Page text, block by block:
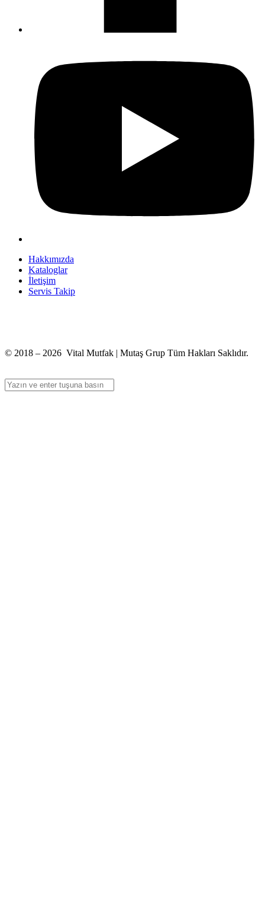
Hakkımızda
Kataloglar
İletişim
Servis Takip
© 2018 – 2026 Vital Mutfak | Mutaş Grup Tüm Hakları Saklıdır.